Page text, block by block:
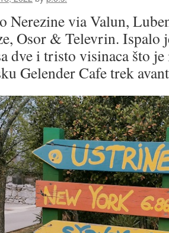
Nerezine via Valun,
Osor & Televrin. Ispalo
dve i tristo visinaca što
Gelender Cafe trek